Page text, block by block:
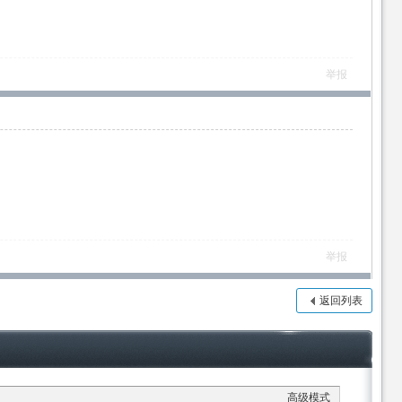
举报
举报
返回列表
高级模式